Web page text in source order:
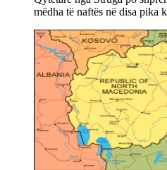
mëdha të naftës në disa